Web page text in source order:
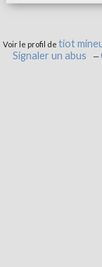
Voir le profil de tiot
Signaler un abus